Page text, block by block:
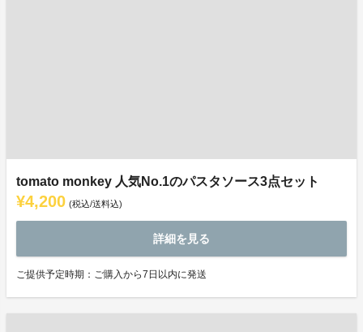
tomato monkey 人気No.1のパスタソース3点セット
¥4,200 (税込/送料込)
詳細を見る
ご提供予定時期：ご購入から7日以内に発送